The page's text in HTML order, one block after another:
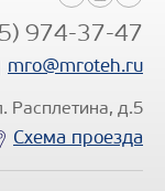
974-37-47
mro@mroteh.ru
Расплетина, д.5
Схема проезда